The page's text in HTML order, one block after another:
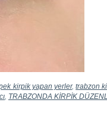
kirpik yapan yerler,trabzon
TRABZONDA KİRPİK